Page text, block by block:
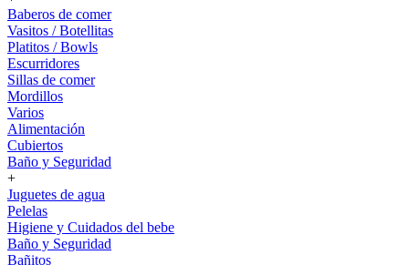
Baberos de comer
Vasitos / Botellitas
Platitos / Bowls
Escurridores
Sillas de comer
Mordillos
Varios
Alimentación
Cubiertos
Baño y Seguridad
+
Juguetes de agua
Pelelas
Higiene y Cuidados del bebe
Baño y Seguridad
Bañitos